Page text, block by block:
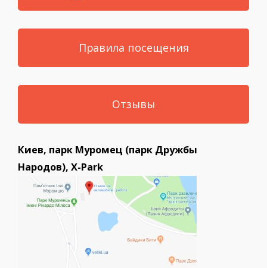
Правила посещения
Отзывы
Киев, парк Муромец (парк Дружбы
Народов), X-Park